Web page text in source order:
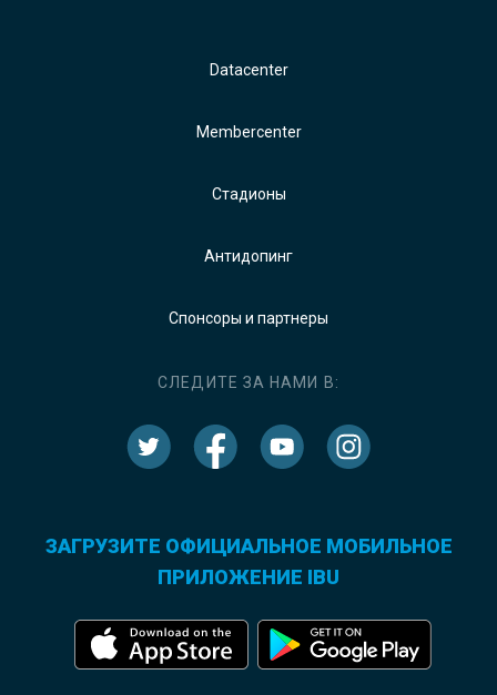
Datacenter
Membercenter
Стадионы
Антидопинг
Спонсоры и партнеры
СЛЕДИТЕ ЗА НАМИ В:
ЗАГРУЗИТЕ ОФИЦИАЛЬНОЕ МОБИЛЬНОЕ
ПРИЛОЖЕНИЕ IBU